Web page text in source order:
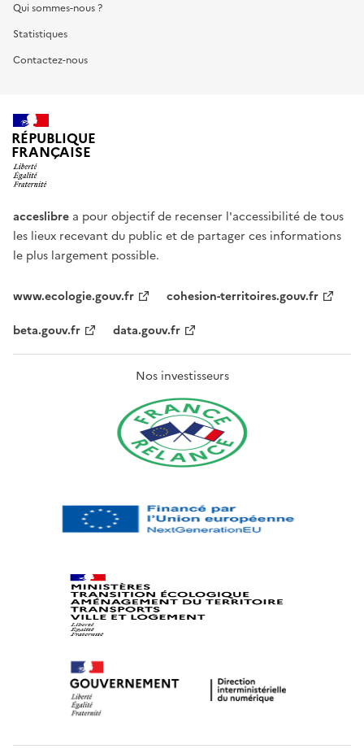
Qui sommes-nous ?
Statistiques
Contactez-nous
RÉPUBLIQUE
FRANÇAISE
acceslibre a pour objectif de recenser l'accessibilité de tous
les lieux recevant du public et de partager ces informations
le plus largement possible.
www.ecologie.gouv.fr
cohesion-territoires.gouv.fr
beta.gouv.fr
data.gouv.fr
Nos investisseurs